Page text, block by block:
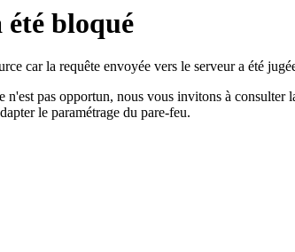
été bloqué
car la requête envoyée vers le serveur a été
n'est pas opportun, nous vous invitons à consulter
le paramétrage du pare-feu.